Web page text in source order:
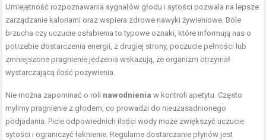
Umiejętność rozpoznawania sygnałów głodu i sytości pozwala na lepsze
zarządzanie kaloriami oraz wspiera zdrowe nawyki żywieniowe. Bóle
brzucha czy uczucie osłabienia to typowe oznaki, które informują nas o
potrzebie dostarczenia energii, z drugiej strony, poczucie pełności lub
zmniejszone pragnienie jedzenia wskazują, że organizm otrzymał
wystarczającą ilość pożywienia.
Nie można zapominać o roli nawodnienia w kontroli apetytu. Często
mylimy pragnienie z głodem, co prowadzi do nieuzasadnionego
podjadania. Picie odpowiednich ilości wody może zwiększyć uczucie
sytości i ograniczyć łaknienie. Regularne dostarczanie płynów jest